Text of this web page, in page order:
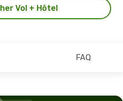
Vol + Hôtel
FAQ